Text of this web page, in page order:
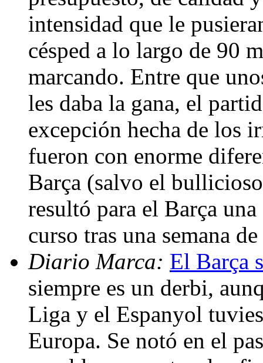
intensidad que le
césped a lo largo de 90
marcando. Entre que
les daba la gana, el
excepción hecha de los
fueron con enorme
Barça (salvo el
resultó para el Barça
curso tras una semana
Diario Marca: El Barça
siempre es un derbi,
Liga y el Espanyol
Europa. Se notó en el